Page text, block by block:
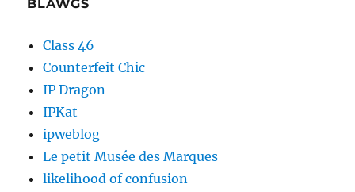
BLAWGS
Class 46
Counterfeit Chic
IP Dragon
IPKat
ipweblog
Le petit Musée des Marques
likelihood of confusion